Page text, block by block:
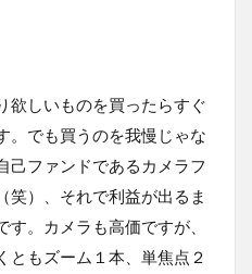
欲しいものを買ったらすぐ
。でも買うのを我慢じゃな
己ファンドであるカメラフ
笑）、それで利益が出るま
。カメラも高価ですが、
ともズーム１本、単焦点２